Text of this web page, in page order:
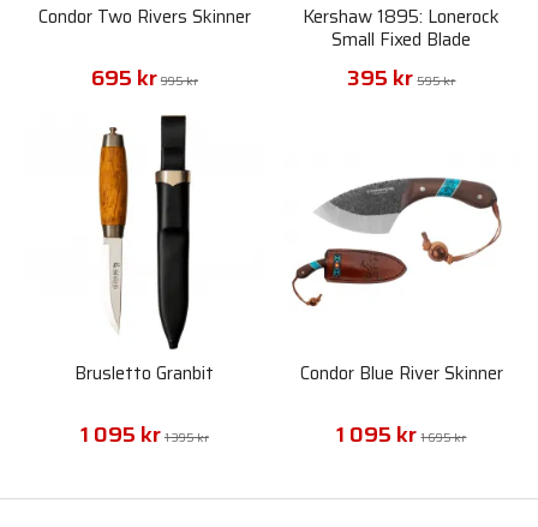
Condor Two Rivers Skinner
695 kr 995 kr
Kershaw 1895: Lonerock
Small Fixed Blade
395 kr 595 kr
Brusletto Granbit
1 095 kr 1 395 kr
Condor Blue River Skinner
1 095 kr 1 695 kr